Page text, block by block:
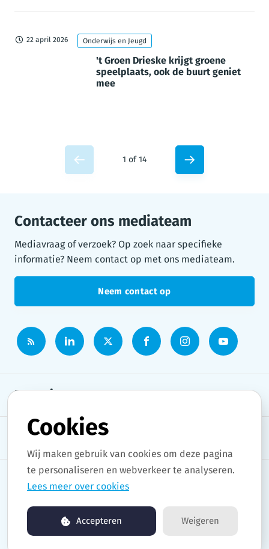
22 april 2026 Onderwijs en Jeugd
't Groen Drieske krijgt groene
speelplaats, ook de buurt geniet
mee
1 of 14
Contacteer ons mediateam
Mediavraag of verzoek? Op zoek naar specifieke
informatie? Neem contact op met ons mediateam.
Neem contact op
Persruimte
Onderwerpen
Copyright © 2026 Stad Gent. All rights reserved.
Persruimte by pr.co
Cookies
Wij maken gebruik van cookies om deze pagina
te personaliseren en webverkeer te analyseren.
Lees meer over cookies
Accepteren Weigeren